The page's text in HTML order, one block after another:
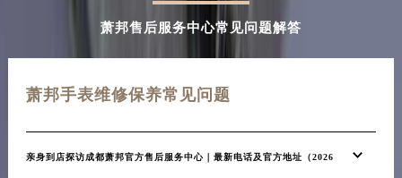
萧邦售后服务中心常见问题解答
萧邦手表维修保养常见问题
亲身到店探访成都萧邦官方售后服务中心｜最新电话及官方地址（2026